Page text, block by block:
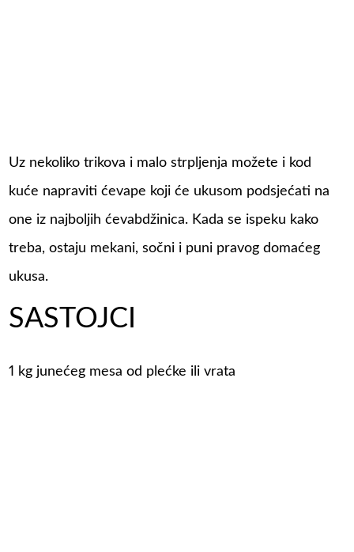
Uz nekoliko trikova i malo strpljenja možete i kod
kuće napraviti ćevape koji će ukusom podsjećati na
one iz najboljih ćevabdžinica. Kada se ispeku kako
treba, ostaju mekani, sočni i puni pravog domaćeg
ukusa.
SASTOJCI
1 kg junećeg mesa od plećke ili vrata